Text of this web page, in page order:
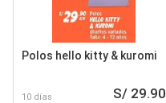
Polos hello kitty & kuromi
10 días S/ 29.90